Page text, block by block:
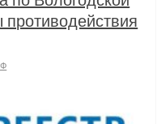
противодействия